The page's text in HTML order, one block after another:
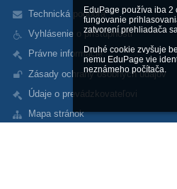
EduPage používa iba
fungovanie
zatvorení prehliadača
Druhé cookie zvyšuje
nemu EduPage vie
neznámeho počítača.
Technická podpora
Vyhlásenie o prístupnosti
Právne informácie
Zásady ochrany osobných údajov
Údaje o prevádzkovateľovi
Mapa stránok